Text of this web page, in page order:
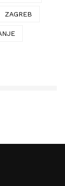
ZAGREB